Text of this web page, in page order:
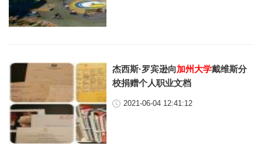
杰西斯·罗宾逊向加州大学戴维斯分
校捐赠个人职业文档
2021-06-04 12:41:12